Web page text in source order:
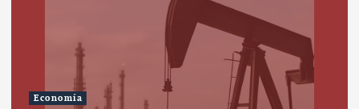
Economía